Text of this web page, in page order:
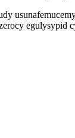
egulysypid